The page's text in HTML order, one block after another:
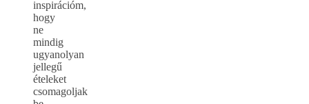
inspirációm,
hogy
ne
mindig
ugyanolyan
jellegű
ételeket
csomagoljak